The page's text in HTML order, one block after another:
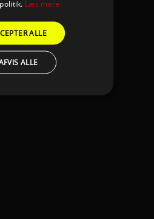
Læs mere
ALLE
ALLE